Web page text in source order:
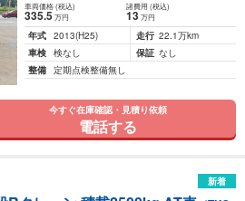
車両価格(税込)
335.5万円
諸費用 (税込)
13 万円
年式 2013(H25) 走行 22.1万km
車検 検なし 保証 なし
整備 定期点検整備無し
今すぐ在庫確認・見積り依頼
電話する
新着